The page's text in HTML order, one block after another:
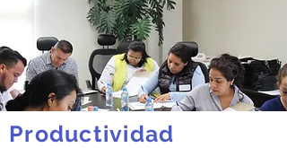
Productividad